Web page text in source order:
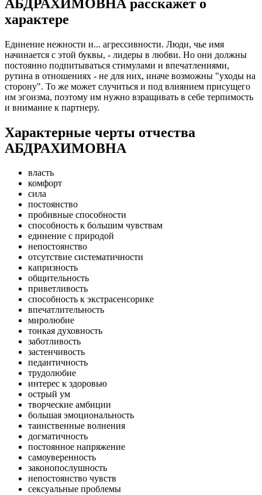
АБДРАХИМОВНА расскажет о
характере
Единение нежности и... агрессивности. Люди, чье имя
начинается с этой буквы, - лидеры в любви. Но они должны
постоянно подпитываться стимулами и впечатлениями,
рутина в отношениях - не для них, иначе возможны "уходы на
сторону". То же может случиться и под влиянием присущего
им эгоизма, поэтому им нужно взращивать в себе терпимость
и внимание к партнеру.
Характерные черты отчества
АБДРАХИМОВНА
власть
комфорт
сила
постоянство
пробивные способности
способность к большим чувствам
единение с природой
непостоянство
отсутствие систематичности
капризность
общительность
приветливость
способность к экстрасенсорике
впечатлительность
миролюбие
тонкая духовность
заботливость
застенчивость
педантичность
трудолюбие
интерес к здоровью
острый ум
творческие амбиции
большая эмоциональность
таинственные волнения
догматичность
постоянное напряжение
самоуверенность
законопослушность
непостоянство чувств
сексуальные проблемы